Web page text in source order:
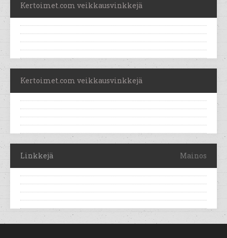
Kertoimet.com veikkausvinkkejä
Kertoimet.com veikkausvinkkejä
Linkkejä Mainos